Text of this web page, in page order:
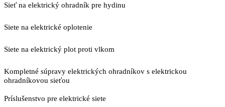
Sieť na elektrický ohradník pre hydinu
Siete na elektrické oplotenie
Siete na elektrický plot proti vlkom
Kompletné súpravy elektrických ohradníkov s elektrickou
ohradníkovou sieťou
Príslušenstvo pre elektrické siete